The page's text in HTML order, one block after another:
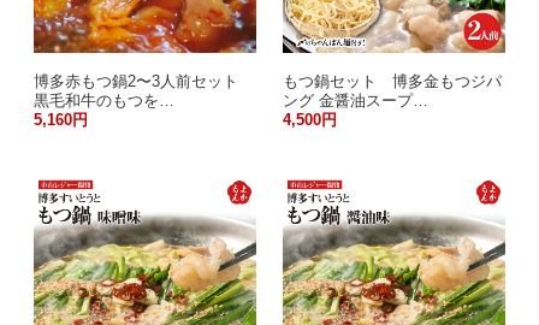
博多赤もつ鍋2〜3人前セット
黒毛和牛のもつを…
5,160円
もつ鍋セット 博多金もつジパ
ング 金醤油スープ…
4,500円